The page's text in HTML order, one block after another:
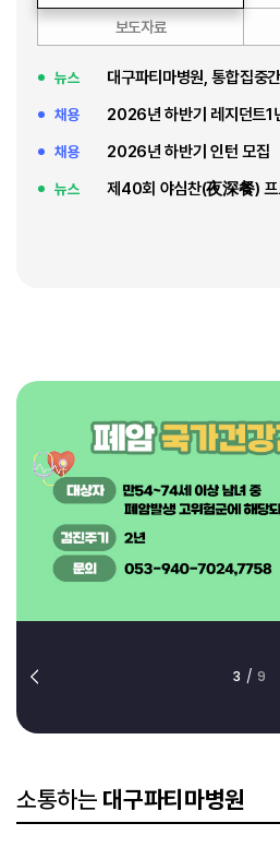
뉴스
채용 2026년 하반기 레지던트1
채용 2026년 하반기 인턴 모집
뉴스 제40회 야심찬(夜深餐) 프
보도자료
3 / 9
소통하는 대구파티마병원